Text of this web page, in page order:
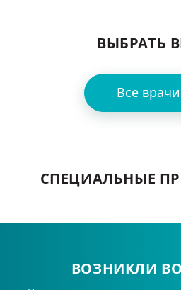
ВЫБРАТЬ
Все врачи
СПЕЦИАЛЬНЫЕ
ВОЗНИКЛИ